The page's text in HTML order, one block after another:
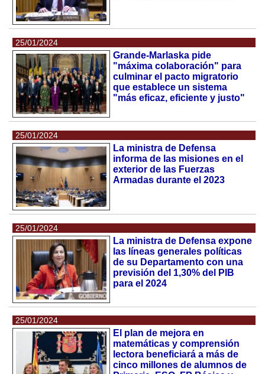
25/01/2024
Grande-Marlaska pide
"máxima colaboración" para
culminar el pacto migratorio
que establece un sistema
"más eficaz, eficiente y justo"
25/01/2024
La ministra de Defensa
informa de las misiones en el
exterior de las Fuerzas
Armadas durante el 2023
25/01/2024
La ministra de Defensa expone
las líneas generales políticas
de su Departamento con una
previsión del 1,30% del PIB
para el 2024
25/01/2024
El plan de mejora en
matemáticas y comprensión
lectora beneficiará a más de
cinco millones de alumnos de